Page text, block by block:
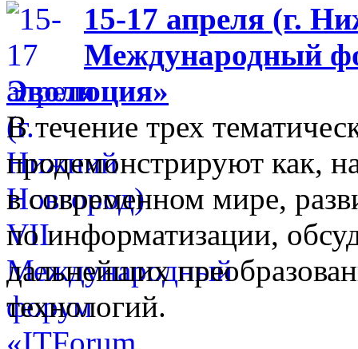
15-17 апреля (г.
Международный
Эволюция»
В течение трех
продемонстрируют как,
в современном мире,
по информатизации,
дальнейших
технологий.